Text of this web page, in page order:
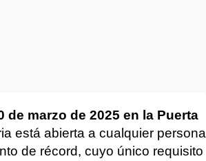
de marzo de 2025 en la Puerta
está abierta a cualquier persona
de récord, cuyo único requisito